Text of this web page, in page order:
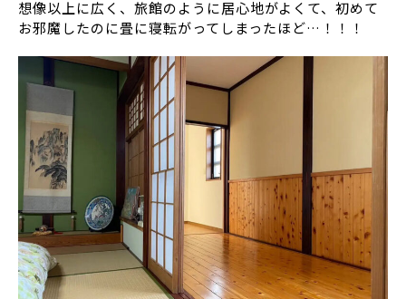
想像以上に広く、旅館のように居心地がよくて、初めて
お邪魔したのに畳に寝転がってしまったほど…！！！